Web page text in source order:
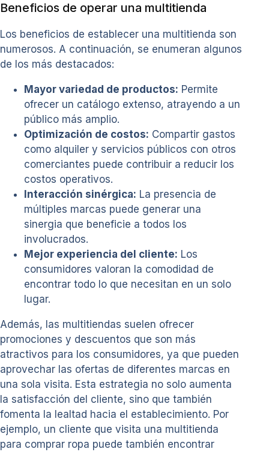
Beneficios de operar una multitienda
Los beneficios de establecer una multitienda son
numerosos. A continuación, se enumeran algunos
de los más destacados:
Mayor variedad de productos: Permite
ofrecer un catálogo extenso, atrayendo a un
público más amplio.
Optimización de costos: Compartir gastos
como alquiler y servicios públicos con otros
comerciantes puede contribuir a reducir los
costos operativos.
Interacción sinérgica: La presencia de
múltiples marcas puede generar una
sinergia que beneficie a todos los
involucrados.
Mejor experiencia del cliente: Los
consumidores valoran la comodidad de
encontrar todo lo que necesitan en un solo
lugar.
Además, las multitiendas suelen ofrecer
promociones y descuentos que son más
atractivos para los consumidores, ya que pueden
aprovechar las ofertas de diferentes marcas en
una sola visita. Esta estrategia no solo aumenta
la satisfacción del cliente, sino que también
fomenta la lealtad hacia el establecimiento. Por
ejemplo, un cliente que visita una multitienda
para comprar ropa puede también encontrar